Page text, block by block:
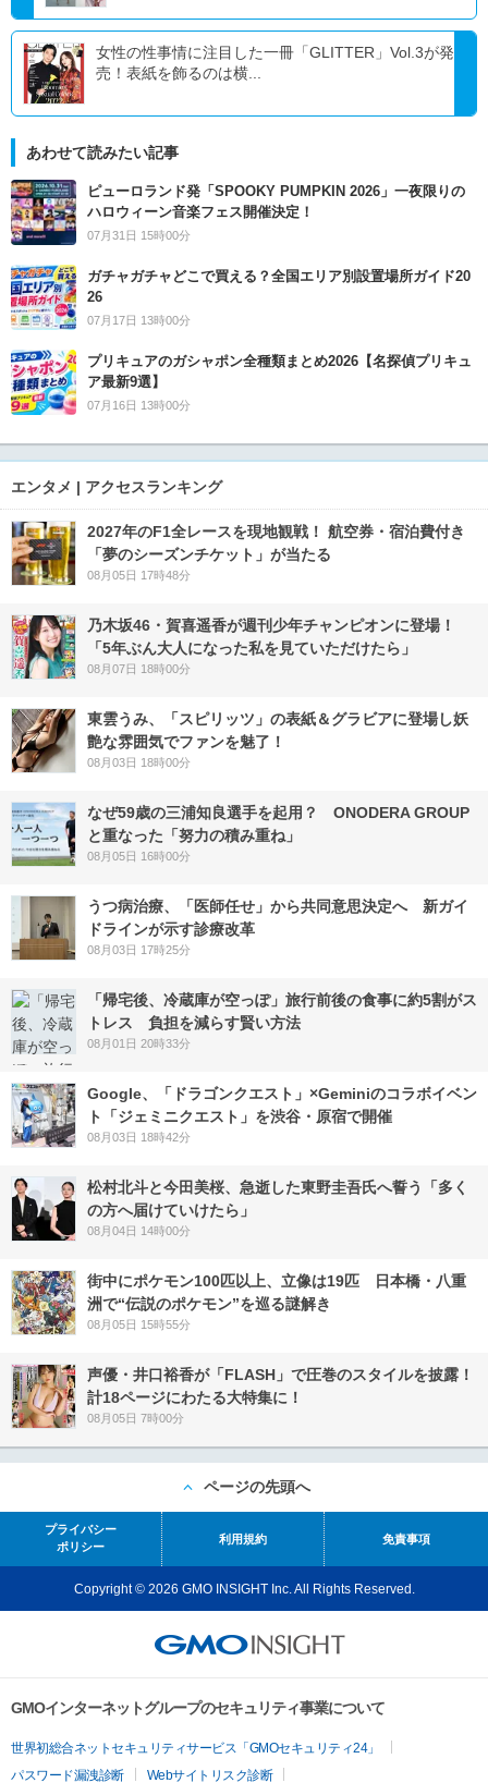
女性の性事情に注目した一冊「GLITTER」Vol.3が発
売！表紙を飾るのは横...
あわせて読みたい記事
ピューロランド発「SPOOKY PUMPKIN 2026」一夜限りの
ハロウィーン音楽フェス開催決定！
07月31日 15時00分
ガチャガチャどこで買える？全国エリア別設置場所ガイド20
26
07月17日 13時00分
プリキュアのガシャポン全種類まとめ2026【名探偵プリキュ
ア最新9選】
07月16日 13時00分
エンタメ | アクセスランキング
2027年のF1全レースを現地観戦！ 航空券・宿泊費付き
「夢のシーズンチケット」が当たる
08月05日 17時48分
乃木坂46・賀喜遥香が週刊少年チャンピオンに登場！
「5年ぶん大人になった私を見ていただけたら」
08月07日 18時00分
東雲うみ、「スピリッツ」の表紙＆グラビアに登場し妖
艶な雰囲気でファンを魅了！
08月03日 18時00分
なぜ59歳の三浦知良選手を起用？ ONODERA GROUP
と重なった「努力の積み重ね」
08月05日 16時00分
うつ病治療、「医師任せ」から共同意思決定へ 新ガイ
ドラインが示す診療改革
08月03日 17時25分
「帰宅後、冷蔵庫が空っぽ」旅行前後の食事に約5割がス
トレス 負担を減らす賢い方法
08月01日 20時33分
Google、「ドラゴンクエスト」×Geminiのコラボイベン
ト「ジェミニクエスト」を渋谷・原宿で開催
08月03日 18時42分
松村北斗と今田美桜、急逝した東野圭吾氏へ誓う「多く
の方へ届けていけたら」
08月04日 14時00分
街中にポケモン100匹以上、立像は19匹 日本橋・八重
洲で“伝説のポケモン”を巡る謎解き
08月05日 15時55分
声優・井口裕香が「FLASH」で圧巻のスタイルを披露！
計18ページにわたる大特集に！
08月05日 7時00分
ページの先頭へ
プライバシー
ポリシー
利用規約 免責事項
Copyright © 2026 GMO INSIGHT Inc. All Rights Reserved.
GMOインターネットグループのセキュリティ事業について
世界初総合ネットセキュリティサービス「GMOセキュリティ24」
パスワード漏洩診断
Webサイトリスク診断